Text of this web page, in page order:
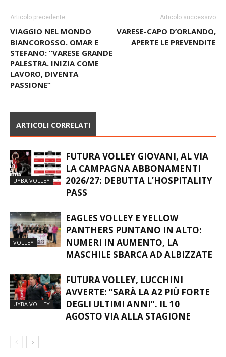
VIAGGIO NEL MONDO
BIANCOROSSO. OMAR E
STEFANO: “VARESE GRANDE
PALESTRA. INIZIA COME
LAVORO, DIVENTA
VARESE-CAPO D’ORLANDO,
ARTICOLI CORRELATI
FUTURA VOLLEY GIOVANI, AL VIA
LA CAMPAGNA ABBONAMENTI
2026/27: DEBUTTA L’HOSPITALITY
EAGLES VOLLEY E YELLOW
PANTHERS PUNTANO IN ALTO:
NUMERI IN AUMENTO, LA
FUTURA VOLLEY, LUCCHINI
AVVERTE: “SARÀ LA A2 PIÙ FORTE
DEGLI ULTIMI ANNI”. IL 10